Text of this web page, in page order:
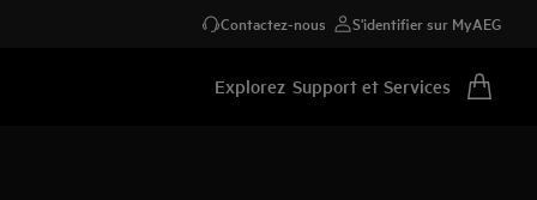
Contactez-nous S'identifier sur MyAEG
Explorez Support et Services